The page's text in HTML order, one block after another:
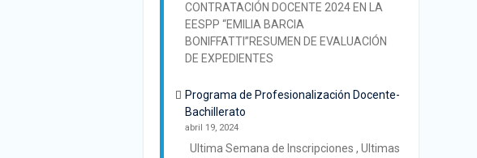
CONTRATACIÓN DOCENTE 2024 EN LA
EESPP “EMILIA BARCIA
BONIFFATTI”RESUMEN DE EVALUACIÓN
DE EXPEDIENTES
Programa de Profesionalización Docente-
Bachillerato
abril 19, 2024
Ultima Semana de Inscripciones , Ultimas